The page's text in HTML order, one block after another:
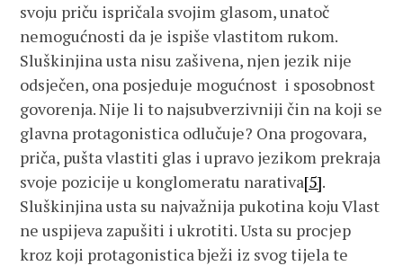
svoju priču ispričala svojim glasom, unatoč
nemogućnosti da je ispiše vlastitom rukom.
Sluškinjina usta nisu zašivena, njen jezik nije
odsječen, ona posjeduje mogućnost i sposobnost
govorenja. Nije li to najsubverzivniji čin na koji se
glavna protagonistica odlučuje? Ona progovara,
priča, pušta vlastiti glas i upravo jezikom prekraja
svoje pozicije u konglomeratu narativa[5].
Sluškinjina usta su najvažnija pukotina koju Vlast
ne uspijeva zapušiti i ukrotiti. Usta su procjep
kroz koji protagonistica bježi iz svog tijela te